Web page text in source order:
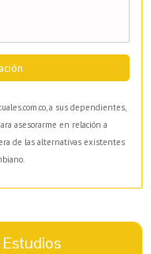
a sus dependientes,
asesorarme en relación a
de las alternativas existentes
Estudios